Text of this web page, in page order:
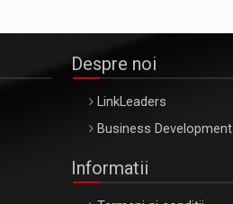
Despre noi
LinkLeaders
Business Development
Informatii